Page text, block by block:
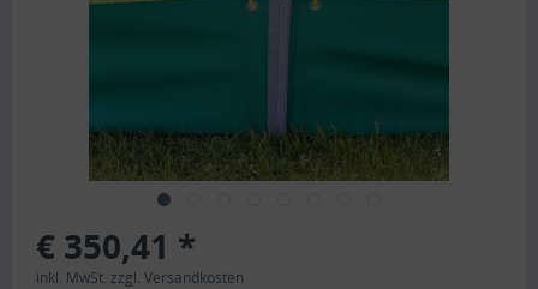
€ 350,41 *
inkl. MwSt. zzgl. Versandkosten